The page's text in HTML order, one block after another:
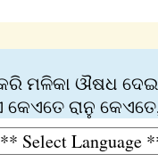
ମଳିକା ଔଷଧ
କେଏତେ ରାନୁ